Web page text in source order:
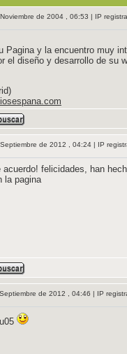
de 2004 , 06:53 | IP
Pagina y la encuentro muy
el diseño y desarrollo de su
de 2012 , 04:24 | IP
acuerdo! felicidades, han
la pagina
de 2012 , 04:46 | IP